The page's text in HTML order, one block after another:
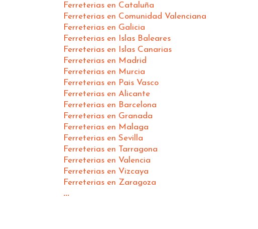
Ferreterias en Cataluña
Ferreterias en Comunidad Valenciana
Ferreterias en Galicia
Ferreterias en Islas Baleares
Ferreterias en Islas Canarias
Ferreterias en Madrid
Ferreterias en Murcia
Ferreterias en Pais Vasco
Ferreterias en Alicante
Ferreterias en Barcelona
Ferreterias en Granada
Ferreterias en Malaga
Ferreterias en Sevilla
Ferreterias en Tarragona
Ferreterias en Valencia
Ferreterias en Vizcaya
Ferreterias en Zaragoza
...